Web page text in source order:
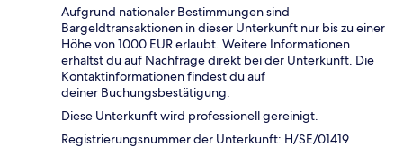
Aufgrund nationaler Bestimmungen sind
Bargeldtransaktionen in dieser Unterkunft nur bis zu einer
Höhe von 1000 EUR erlaubt. Weitere Informationen
erhältst du auf Nachfrage direkt bei der Unterkunft. Die
Kontaktinformationen findest du auf
deiner Buchungsbestätigung.
Diese Unterkunft wird professionell gereinigt.
Registrierungsnummer der Unterkunft: H/SE/01419